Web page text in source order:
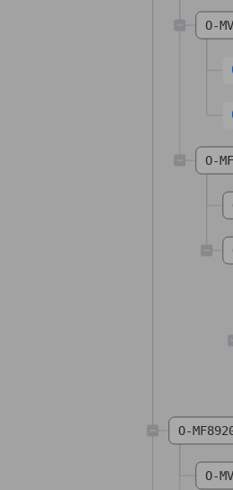
O-
O-
O-
O-